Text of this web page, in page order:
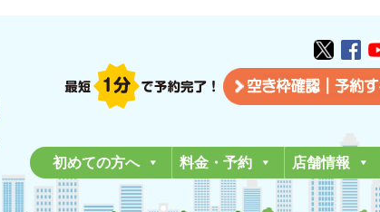
初めての方へ 料金・予約 店舗情報